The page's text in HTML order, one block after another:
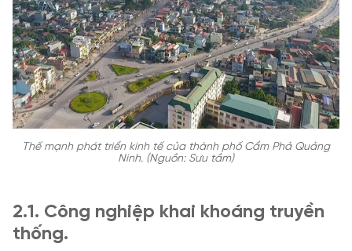
Thế mạnh phát triển kinh tế của thành phố Cẩm Phả Quảng
Ninh. (Nguồn: Sưu tầm)
2.1. Công nghiệp khai khoáng truyền
thống.